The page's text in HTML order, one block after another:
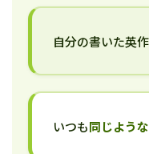
自分の書いた英
いつも同じよう